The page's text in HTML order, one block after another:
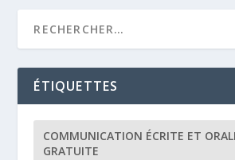
ÉTIQUETTES
COMMUNICATION ÉCRITE ET
GRATUITE